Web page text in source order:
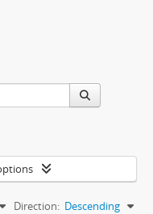
Direction: Descending